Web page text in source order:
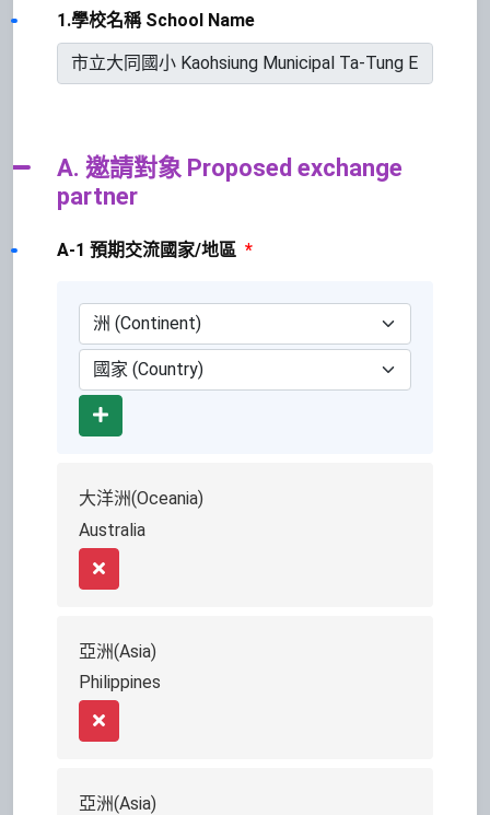
1.學校名稱 School Name
A. 邀請對象 Proposed exchange
partner
A-1 預期交流國家/地區 *
Add
大洋洲(Oceania)
Australia
Remove
亞洲(Asia)
Philippines
Remove
亞洲(Asia)